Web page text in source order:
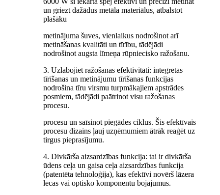
un griezt dažādus metāla materiālus, atbalstot
plašāku
metinājuma šuves, vienlaikus nodrošinot arī
metināšanas kvalitāti un tīrību, tādējādi
nodrošinot augsta līmeņa rūpniecisko ražošanu.
3. Uzlabojiet ražošanas efektivitāti: integrētās
tīrīšanas un metinājumu tīrīšanas funkcijas
nodrošina tīru virsmu turpmākajiem apstrādes
posmiem, tādējādi paātrinot visu ražošanas
procesu.
procesu un saīsinot piegādes ciklus. Šis efektīvais
procesu dizains ļauj uzņēmumiem ātrāk reaģēt uz
tirgus pieprasījumu.
4. Divkārša aizsardzības funkcija: tai ir divkārša
ūdens ceļa un gaisa ceļa aizsardzības funkcija
(patentēta tehnoloģija), kas efektīvi novērš lāzera
lēcas vai optisko komponentu bojājumus.